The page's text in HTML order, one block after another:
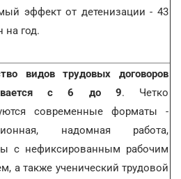
эффект от детенизации - 43
на год.
видов трудовых договоров
с 6 до 9. Четко
современные форматы -
надомная работа,
с нефиксированным рабочим
а также ученический трудовой